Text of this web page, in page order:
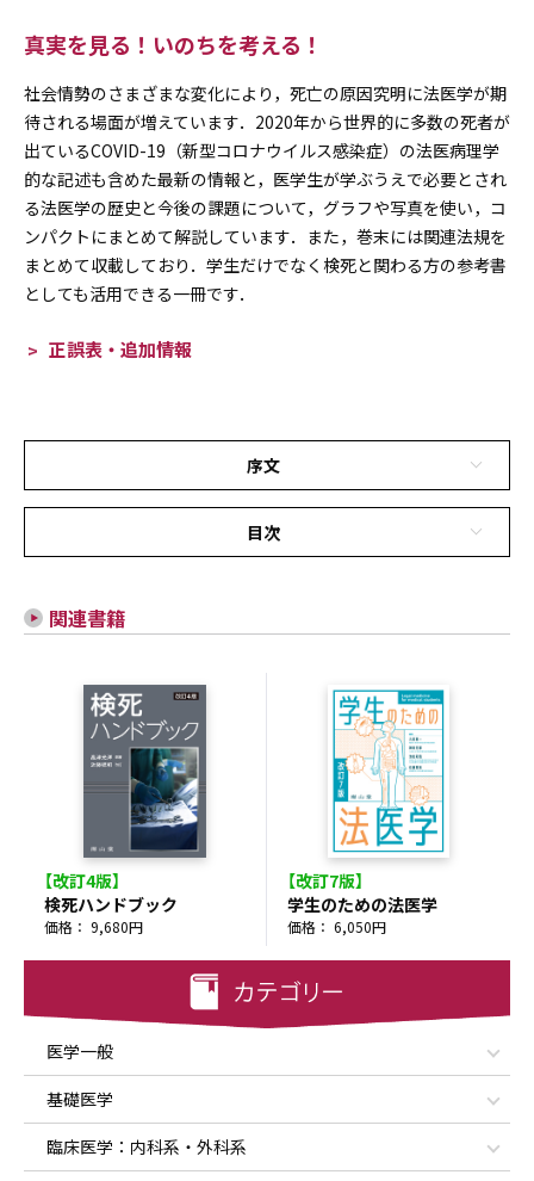
医学一般
基礎医学
臨床医学：内科系・外科系
真実を見る！いのちを考える！
社会情勢のさまざまな変化により，死亡の原因究明に法医学が期
待される場面が増えています．2020年から世界的に多数の死者が
出ているCOVID-19（新型コロナウイルス感染症）の法医病理学
的な記述も含めた最新の情報と，医学生が学ぶうえで必要とされ
る法医学の歴史と今後の課題について，グラフや写真を使い，コ
ンパクトにまとめて解説しています．また，巻末には関連法規を
まとめて収載しており．学生だけでなく検死と関わる方の参考書
としても活用できる一冊です．
正誤表・追加情報
序文
目次
関連書籍
【改訂4版】
検死ハンドブック
価格： 9,680円
【改訂7版】
学生のための法医学
価格： 6,050円